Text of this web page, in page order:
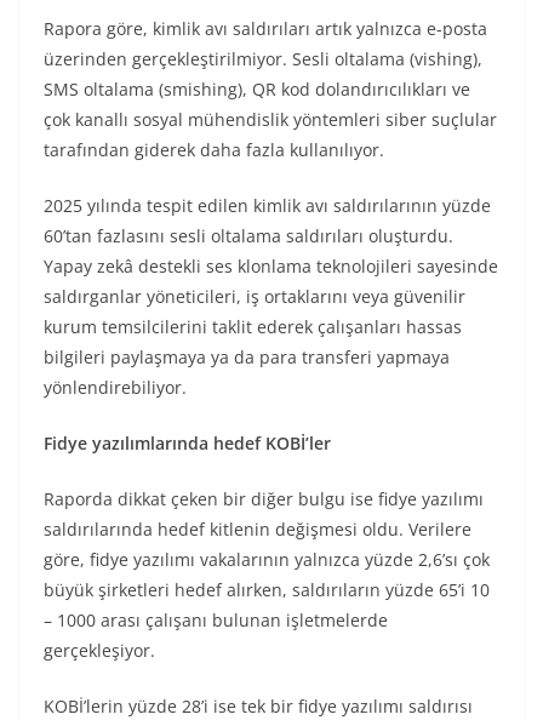
Rapora göre, kimlik avı saldırıları artık yalnızca e-posta
üzerinden gerçekleştirilmiyor. Sesli oltalama (vishing),
SMS oltalama (smishing), QR kod dolandırıcılıkları ve
çok kanallı sosyal mühendislik yöntemleri siber suçlular
tarafından giderek daha fazla kullanılıyor.
2025 yılında tespit edilen kimlik avı saldırılarının yüzde
60’tan fazlasını sesli oltalama saldırıları oluşturdu.
Yapay zekâ destekli ses klonlama teknolojileri sayesinde
saldırganlar yöneticileri, iş ortaklarını veya güvenilir
kurum temsilcilerini taklit ederek çalışanları hassas
bilgileri paylaşmaya ya da para transferi yapmaya
yönlendirebiliyor.
Fidye yazılımlarında hedef KOBİ’ler
Raporda dikkat çeken bir diğer bulgu ise fidye yazılımı
saldırılarında hedef kitlenin değişmesi oldu. Verilere
göre, fidye yazılımı vakalarının yalnızca yüzde 2,6’sı çok
büyük şirketleri hedef alırken, saldırıların yüzde 65’i 10
– 1000 arası çalışanı bulunan işletmelerde
gerçekleşiyor.
KOBİ’lerin yüzde 28’i ise tek bir fidye yazılımı saldırısı